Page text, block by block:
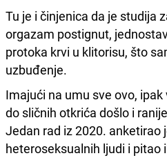
Tu je i činjenica da je studija
orgazam postignut,
protoka krvi u klitorisu, što
uzbuđenje.
Imajući na umu sve ovo,
do sličnih otkrića došlo i
Jedan rad iz 2020. anketirao
heteroseksualnih ljudi i pitao